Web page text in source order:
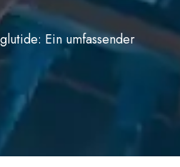
Ein umfassender